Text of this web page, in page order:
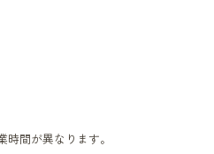
時間が異なります。